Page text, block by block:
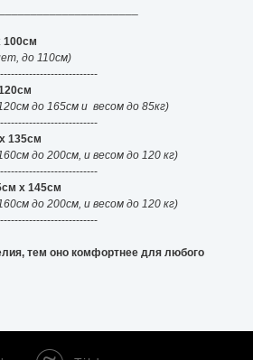
100см
до 110см)
до 165см и весом до 85кг)
135см
до 200см, и весом до 120 кг)
x 145см
до 200см, и весом до 120 кг)
тем оно комфортнее для любого